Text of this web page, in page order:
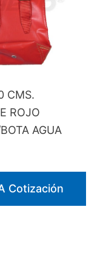
CMS.
ROJO
AGUA
Cotización